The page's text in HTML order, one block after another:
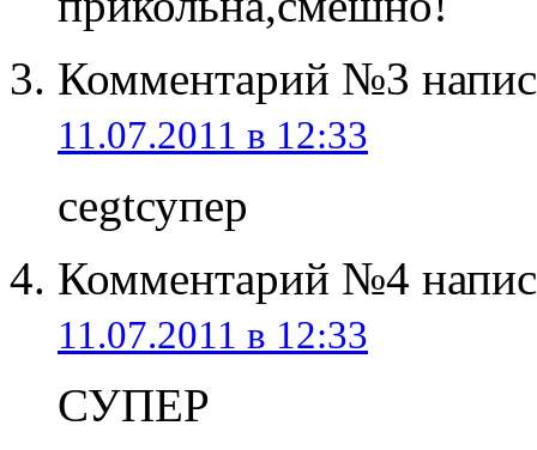
Комментарий №3
11.07.2011 в 12:33
cegtсупер
Комментарий №4
11.07.2011 в 12:33
СУПЕР